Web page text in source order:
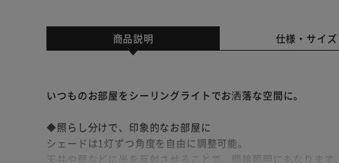
商品説明 仕様・サイズ
いつものお部屋をシーリングライトでお洒落な空間に。
◆照らし分けで、印象的なお部屋に
シェードは1灯ずつ角度を自由に調整可能。
天井や壁などに光を反射させることで、間接照明にもなります。